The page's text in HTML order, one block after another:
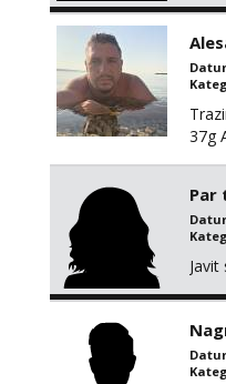
37g
Par